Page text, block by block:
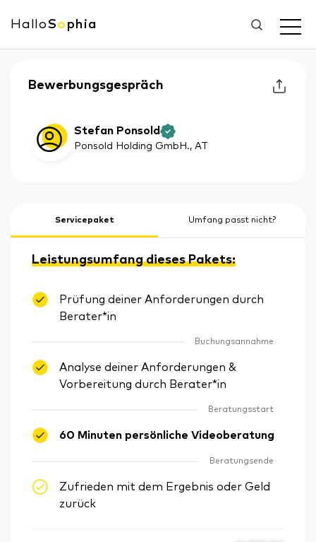
HalloSo phia
Bewerbungsgespräch
Stefan Ponsold
Ponsold Holding GmbH., AT
Servicepaket Umfang passt nicht?
Leistungsumfang dieses Pakets:
Prüfung deiner Anforderungen durch
Berater*in
Buchungsannahme
Analyse deiner Anforderungen &
Vorbereitung durch Berater*in
Beratungsstart
60 Minuten persönliche Videoberatung
Beratungsende
Zufrieden mit dem Ergebnis oder Geld
zurück